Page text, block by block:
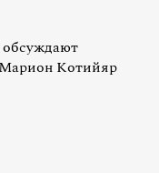
Котийяр